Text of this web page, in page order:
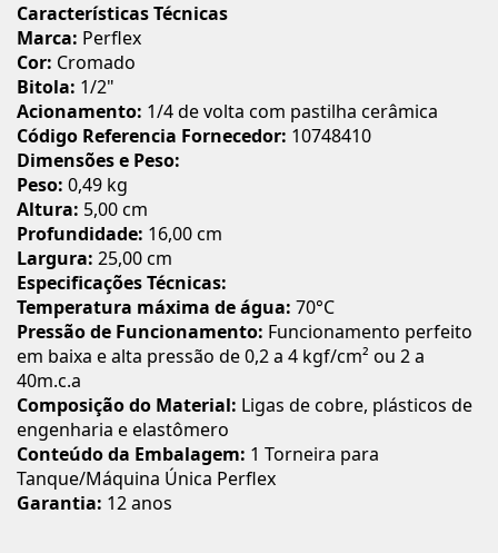
Características Técnicas
Marca: Perflex
Cor: Cromado
Bitola: 1/2"
Acionamento: 1/4 de volta com pastilha cerâmica
Código Referencia Fornecedor: 10748410
Dimensões e Peso:
Peso: 0,49 kg
Altura: 5,00 cm
Profundidade: 16,00 cm
Largura: 25,00 cm
Especificações Técnicas:
Temperatura máxima de água: 70°C
Pressão de Funcionamento: Funcionamento perfeito
em baixa e alta pressão de 0,2 a 4 kgf/cm² ou 2 a
40m.c.a
Composição do Material: Ligas de cobre, plásticos de
engenharia e elastômero
Conteúdo da Embalagem: 1 Torneira para
Tanque/Máquina Única Perflex
Garantia: 12 anos